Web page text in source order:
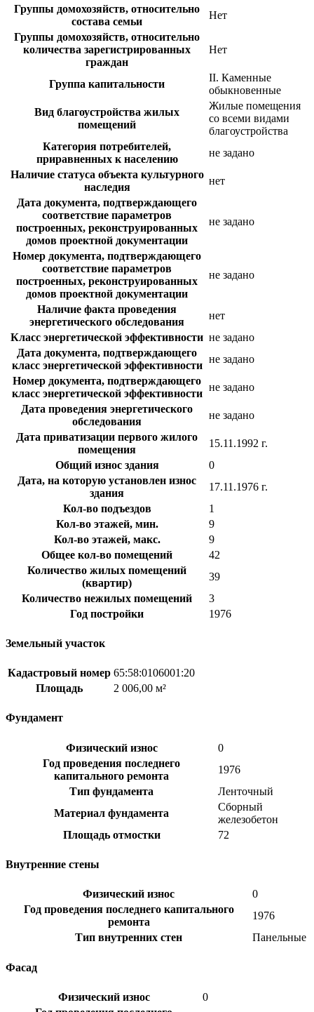
Группы домохозяйств, относительно
состава семьи
Нет
Группы домохозяйств, относительно
количества зарегистрированных
граждан
Нет
Группа капитальности
II. Каменные
обыкновенные
Вид благоустройства жилых
помещений
Жилые помещения
со всеми видами
благоустройства
Категория потребителей,
приравненных к населению
не задано
Наличие статуса объекта культурного
наследия
нет
Дата документа, подтверждающего
соответствие параметров
построенных, реконструированных
домов проектной документации
не задано
Номер документа, подтверждающего
соответствие параметров
построенных, реконструированных
домов проектной документации
не задано
Наличие факта проведения
энергетического обследования
нет
Класс энергетической эффективности не задано
Дата документа, подтверждающего
класс энергетической эффективности
не задано
Номер документа, подтверждающего
класс энергетической эффективности
не задано
Дата проведения энергетического
обследования
не задано
Дата приватизации первого жилого
помещения
15.11.1992 г.
Общий износ здания
0
Дата, на которую установлен износ
здания
17.11.1976 г.
Кол-во подъездов
1
Кол-во этажей, мин.
9
Кол-во этажей, макс.
9
Общее кол-во помещений
42
Количество жилых помещений
(квартир)
39
Количество нежилых помещений
3
Год постройки
1976
Земельный участок
Кадастровый номер 65:58:0106001:20
Площадь
2 006,00 м²
Фундамент
Физический износ
0
Год проведения последнего
капитального ремонта
1976
Тип фундамента
Ленточный
Материал фундамента
Сборный
железобетон
Площадь отмостки
72
Внутренние стены
Физический износ
0
Год проведения последнего капитального
ремонта
1976
Тип внутренних стен
Панельные
Фасад
Физический износ
0